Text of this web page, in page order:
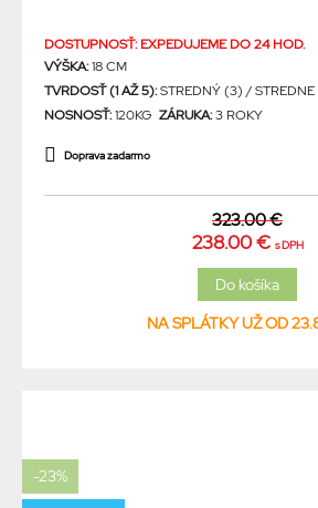
DOSTUPNOSŤ: EXPEDUJEME DO 24 HOD.
VÝŠKA:18 CM
TVRDOSŤ (1 AŽ 5):STREDNÝ (3) / STREDNE
NOSNOSŤ:120KG ZÁRUKA:3 ROKY
Doprava zadarmo
323.00 €
238.00 € s DPH
NA SPLÁTKY UŽ OD
-23%